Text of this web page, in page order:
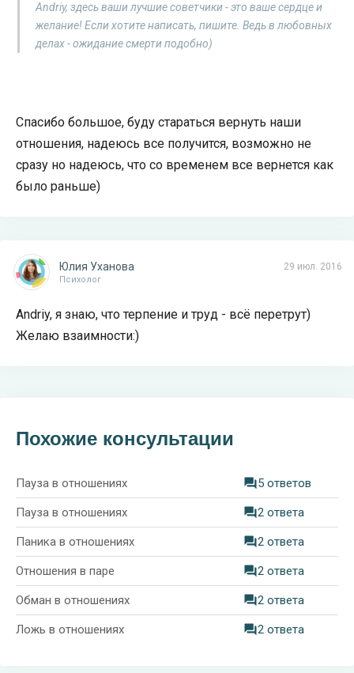
Andriy, здесь ваши лучшие советчики - это ваше сердце и
желание! Если хотите написать, пишите. Ведь в любовных
делах - ожидание смерти подобно)
Спасибо большое, буду стараться вернуть наши
отношения, надеюсь все получится, возможно не
сразу но надеюсь, что со временем все вернется как
было раньше)
29 июл. 2016
Юлия Уханова
Психолог
Andriy, я знаю, что терпение и труд - всё перетрут)
Желаю взаимности:)
Похожие консультации
Пауза в отношениях 5 ответов
Пауза в отношениях 2 ответа
Паника в отношениях 2 ответа
Отношения в паре 2 ответа
Обман в отношениях 2 ответа
Ложь в отношениях 2 ответа